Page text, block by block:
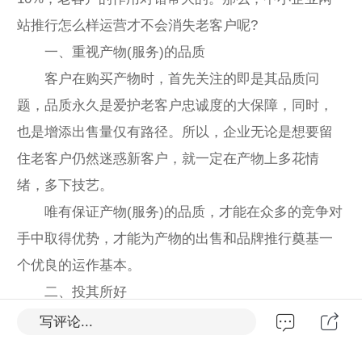
站推行怎么样运营才不会消失老客户呢?
一、重视产物(服务)的品质
客户在购买产物时，首先关注的即是其品质问
题，品质永久是爱护老客户忠诚度的大保障，同时，
也是增添出售量仅有路径。所以，企业无论是想要留
住老客户仍然迷惑新客户，就一定在产物上多花情
绪，多下技艺。
唯有保证产物(服务)的品质，才能在众多的竞争对
手中取得优势，才能为产物的出售和品牌推行奠基一
个优良的运作基本。
二、投其所好
想要留住老客户就得要投其所好，要了解他们的
写评论...